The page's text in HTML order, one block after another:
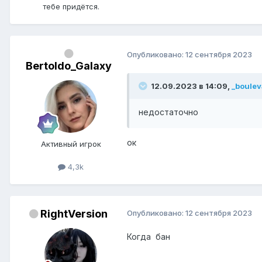
тебе придётся.
Bertoldo_Galaxy
Активный игрок
4,3k
Опубликовано: 12 сентября 2023
12.09.2023 в 14:09,
недостаточно
ок
RightVersion Опубликовано: 12 сентября 2023
Когда бан